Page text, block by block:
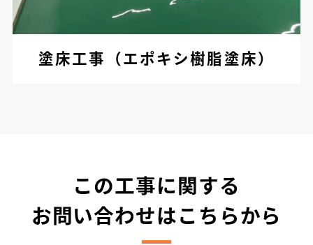
塗床工事（エポキシ樹脂塗床）
この工事に関する
お問い合わせはこちらから